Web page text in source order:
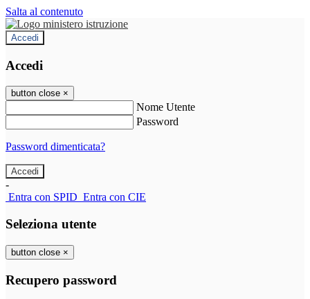
Salta al contenuto
Accedi
Accedi
button close ×
Nome Utente
Password
Password dimenticata?
-
Entra con SPID Entra con CIE
Seleziona utente
button close ×
Recupero password